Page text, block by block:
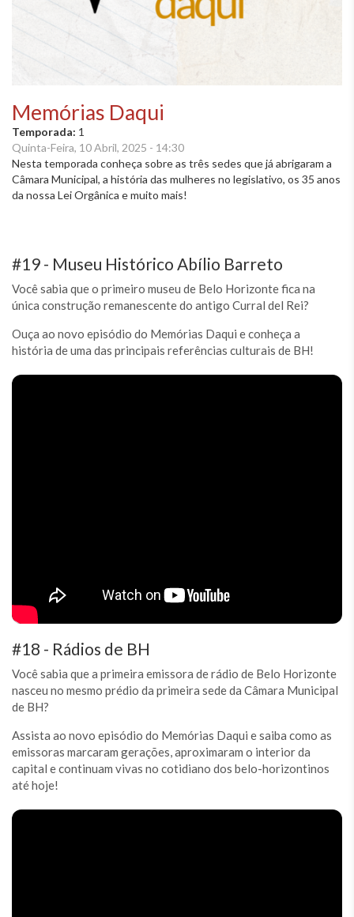
Memórias Daqui
Temporada: 1
Quinta-Feira, 10 Abril, 2025 - 14:30
Nesta temporada conheça sobre as três sedes que já abrigaram a
Câmara Municipal, a história das mulheres no legislativo, os 35 anos
da nossa Lei Orgânica e muito mais!
#19 - Museu Histórico Abílio Barreto
Você sabia que o primeiro museu de Belo Horizonte fica na
única construção remanescente do antigo Curral del Rei?
Ouça ao novo episódio do Memórias Daqui e conheça a
história de uma das principais referências culturais de BH!
#18 - Rádios de BH
Você sabia que a primeira emissora de rádio de Belo Horizonte
nasceu no mesmo prédio da primeira sede da Câmara Municipal
de BH?
Assista ao novo episódio do Memórias Daqui e saiba como as
emissoras marcaram gerações, aproximaram o interior da
capital e continuam vivas no cotidiano dos belo-horizontinos
até hoje!